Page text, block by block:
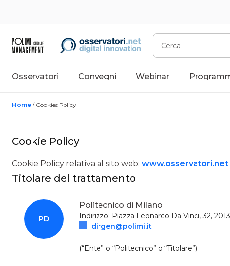
Cerca
Osservatori Convegni Webinar
Home / Cookies Policy
Cookie Policy
Cookie Policy relativa al sito web: www.osservatori.net
Titolare del trattamento
PD
Politecnico di Milano
Indirizzo: Piazza Leonardo Da Vinci, 32,
dirgen@polimi.it
(“Ente” o “Politecnico” o “Titolare”)